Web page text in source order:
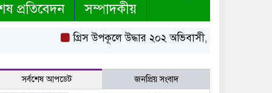
প্রতিবেদন সম্পাদকীয়
গ্রিস উপকূলে উদ্ধার ২০২ অভিবাসী, বেশিরভাগই
সর্বশেষ আপডেট জনপ্রিয় সংবাদ